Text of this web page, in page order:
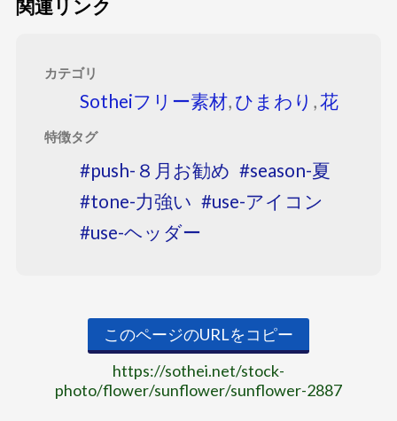
関連リンク
カテゴリ
Sotheiフリー素材, ひまわり ,花
特徴タグ
push-８月お勧め
season-夏
tone-力強い
use-アイコン
use-ヘッダー
このページのURLをコピー
https://sothei.net/stock-
photo/flower/sunflower/sunflower-2887